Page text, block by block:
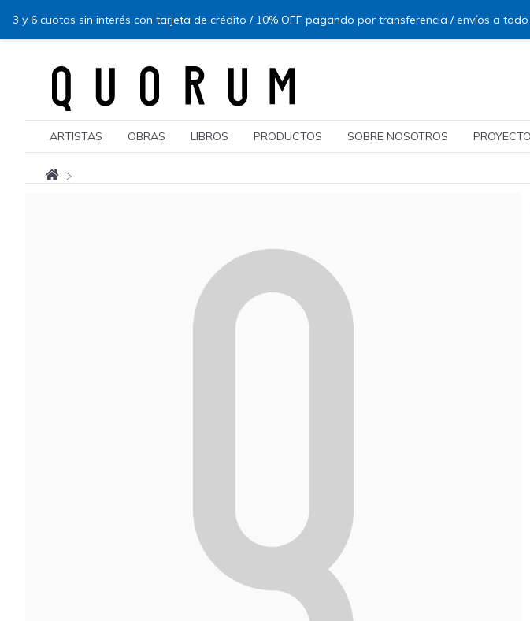
3 y 6 cuotas sin interés con tarjeta de crédito / 10% OFF pagando por transferencia / envíos a
ARTISTAS OBRAS LIBROS PRODUCTOS SOBRE NOSOTROS